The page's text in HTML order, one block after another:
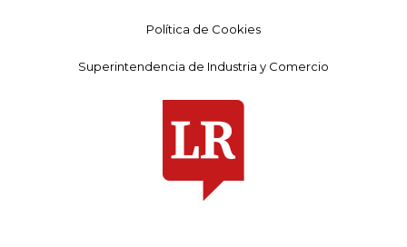
Política de Cookies
Superintendencia de Industria y Comercio